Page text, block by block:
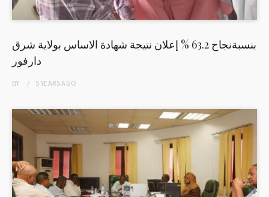
بنسبةنجاح 63.2 % إعلان نتيجة شهادة الاساس بولاية شرق
دارفور
BY 5 YEARSAGO